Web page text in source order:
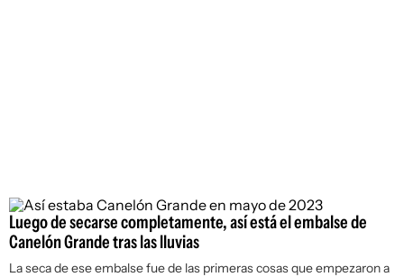
Luego de secarse completamente, así está el embalse de
Canelón Grande tras las lluvias
La seca de ese embalse fue de las primeras cosas que empezaron a